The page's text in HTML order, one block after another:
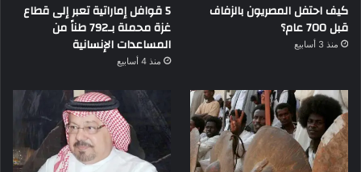
كيف احتفل المصريون بالزفاف
قبل 700 عام؟
منذ 3 أسابيع
5 قوافل إماراتية تعبر إلى قطاع
غزة محملة بـ792 طناً من
المساعدات الإنسانية
منذ 4 أسابيع